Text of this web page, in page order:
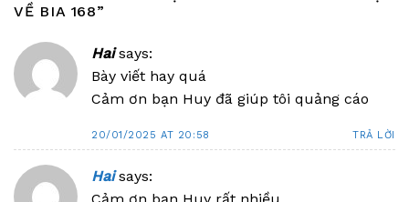
VỀ BIA 168”
Hai says:
Bày viết hay quá
Cảm ơn bạn Huy đã giúp tôi quảng cáo
20/01/2025 AT 20:58 TRẢ LỜI
Hai says: